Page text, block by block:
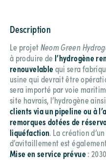
Description
Le projetNeom Green
à produire del’hydrogène
renouvelablequi sera
usine qui devrait être
sera importé par voie
site havrais, l’hydrogène
clients via un pipeline ou à
remorques dotées de
liquéfaction. La création
d’avitaillement est
Mise en service prévue: